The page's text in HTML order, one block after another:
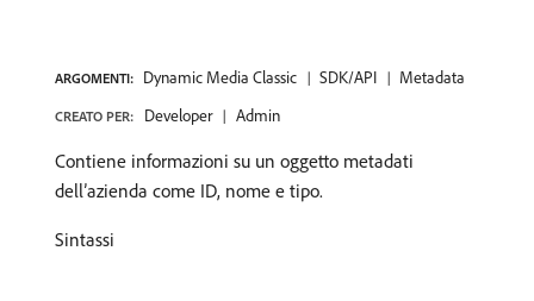
ARGOMENTI: Dynamic Media Classic SDK/API Metadata
CREATO PER: Developer Admin
Contiene informazioni su un oggetto metadati
dell’azienda come ID, nome e tipo.
Sintassi